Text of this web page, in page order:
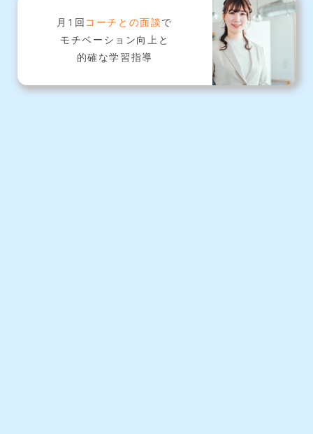
月1回 コーチとの面談で
モチベーション向上と
的確な学習指導